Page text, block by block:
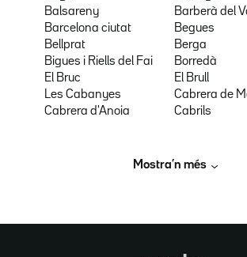
Balsareny
Barberà del
Barcelona ciutat
Begues
Bellprat
Berga
Bigues i Riells del Fai
Borredà
El Bruc
El Brull
Les Cabanyes
Cabrera de
Cabrera d'Anoia
Cabrils
Mostra’n més